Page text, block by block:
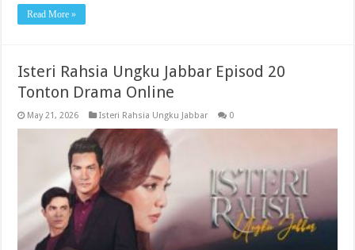
Read More »
Isteri Rahsia Ungku Jabbar Episod 20
Tonton Drama Online
May 21, 2026 Isteri Rahsia Ungku Jabbar 0